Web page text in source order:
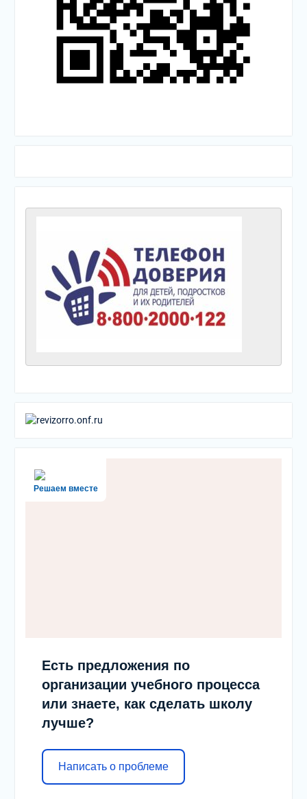
Решаем вместе
Есть предложения по
организации учебного процесса
или знаете, как сделать школу
лучше?
Написать о проблеме